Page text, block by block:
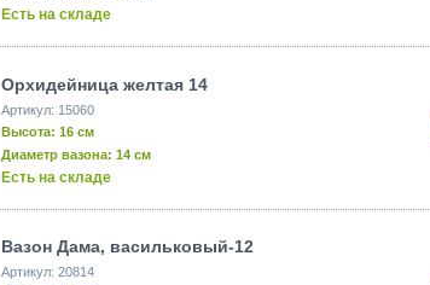
Есть на складе
Орхидейница желтая 14
Артикул: 15060
Высота: 16 см
Диаметр вазона: 14 см
Есть на складе
Вазон Дама, васильковый-12
Артикул: 20814